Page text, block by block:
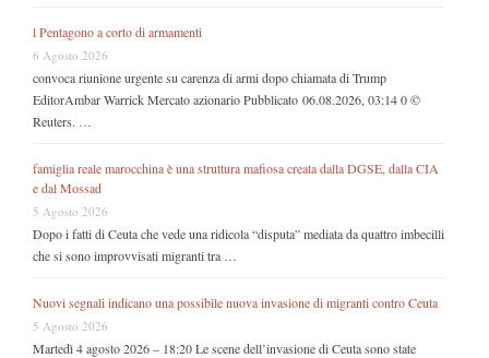
l Pentagono a corto di armamenti
6 Agosto 2026
convoca riunione urgente su carenza di armi dopo chiamata di Trump
EditorAmbar Warrick Mercato azionario Pubblicato 06.08.2026, 03:14 0 ©
Reuters. …
famiglia reale marocchina è una struttura mafiosa creata dalla DGSE, dalla CIA
e dal Mossad
5 Agosto 2026
Dopo i fatti di Ceuta che vede una ridicola “disputa” mediata da quattro imbecilli
che si sono improvvisati migranti tra …
Nuovi segnali indicano una possibile nuova invasione di migranti contro Ceuta
5 Agosto 2026
Martedì 4 agosto 2026 – 18:20 Le scene dell’invasione di Ceuta sono state